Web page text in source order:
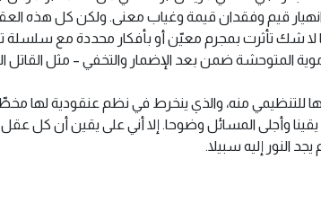
وانهيار قيم وفقدان قيمة وغياب معنى. ولكن كل
لا شك تأثرت بمجرم معيّن أو بأفكار محددة مع سلسلة
المتوحشة ضمن بعد الإضمار والتخفي – مثل
للتنظيمي منه، والذي ينخرط في نظم عنقودية لها
يقينا وأجلى المسائل وضوحا. إلا أني على يقين أن
النور إليه سبيلا.